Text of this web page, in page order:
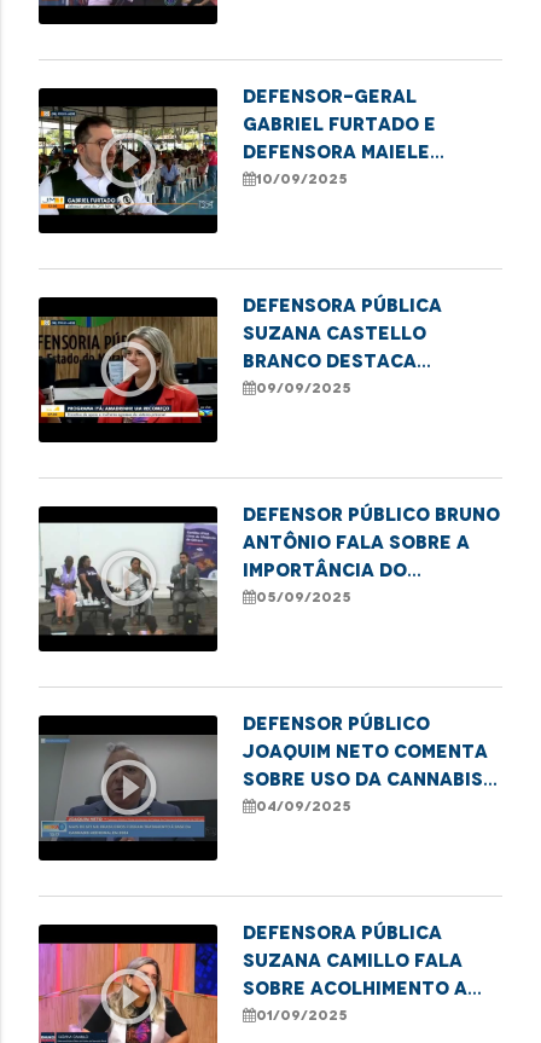
play_circle_outline
Defensor-geral
Gabriel Furtado e
defensora Maiele
Morais destacam
arte, economia e
justiça ao Coroadinho
10/09/2025
play_circle_outline
Defensora pública
Suzana Castello
Branco destaca
programa de justiça
vulneráveis e reduzir
reincidência no sistema
09/09/2025
play_circle_outline
Defensor público Bruno
Antônio fala sobre a
importância do
posicionamento
violências de gênero,
05/09/2025
play_circle_outline
Defensor público
Joaquim Neto comenta
sobre uso da Cannabis
medicinal
04/09/2025
play_circle_outline
Defensora Pública
Suzana Camillo fala
sobre acolhimento a
mulheres no sistema
01/09/2025